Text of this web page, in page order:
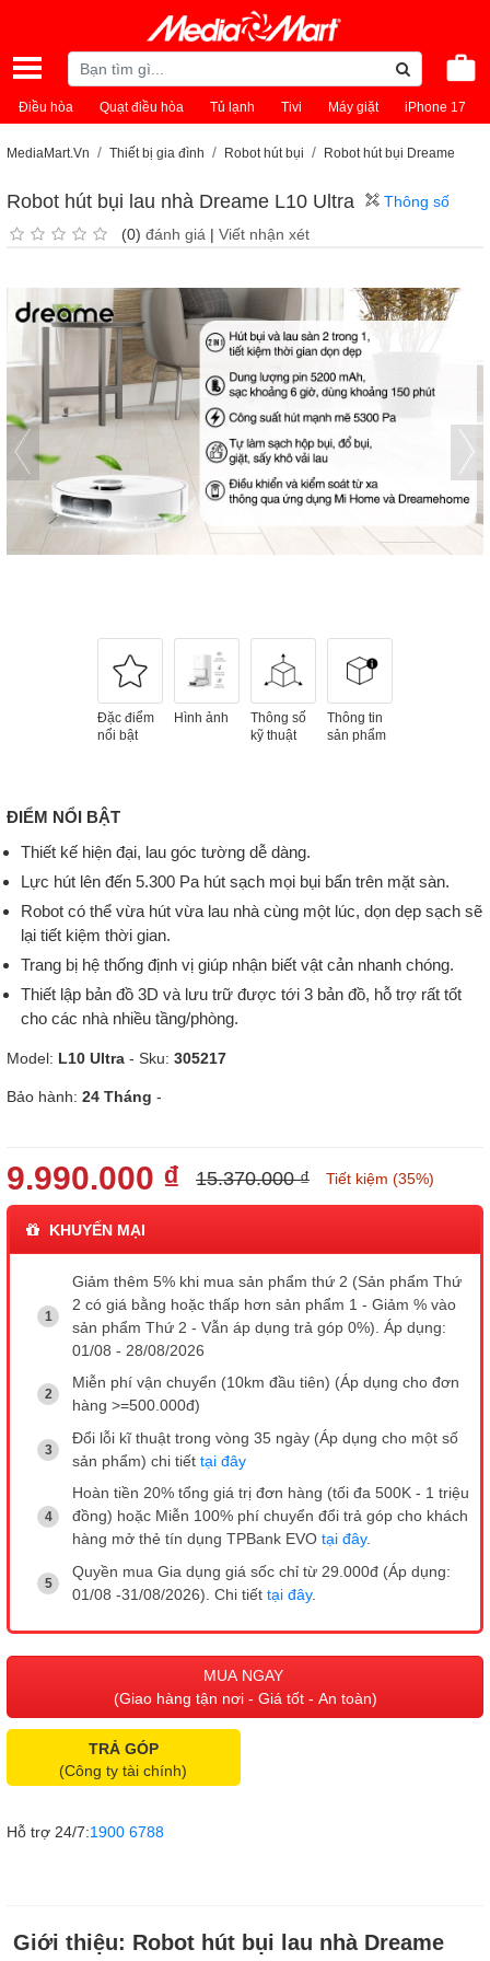
Điều hòa Quạt điều hòa Tủ lạnh Tivi Máy giặt iPhone 17
MediaMart.Vn Thiết bị gia đình Robot hút bụi Robot hút bụi Dreame
Robot hút bụi lau nhà Dreame L10 Ultra
(0) đánh giá | Viết nhận xét
Thông số
Đặc điểm
nổi bật
Hình ảnh
Thông số
kỹ thuật
Thông tin
sản phẩm
ĐIỂM NỔI BẬT
Thiết kế hiện đại, lau góc tường dễ dàng.
Lực hút lên đến 5.300 Pa hút sạch mọi bụi bẩn trên mặt sàn.
Robot có thể vừa hút vừa lau nhà cùng một lúc, dọn dẹp sạch sẽ
lại tiết kiệm thời gian.
Trang bị hệ thống định vị giúp nhận biết vật cản nhanh chóng.
Thiết lập bản đồ 3D và lưu trữ được tới 3 bản đồ, hỗ trợ rất tốt
cho các nhà nhiều tầng/phòng.
Model: L10 Ultra - Sku: 305217
Bảo hành: 24 Tháng -
9.990.000 ₫ 15.370.000 ₫ Tiết kiệm (35%)
KHUYẾN MẠI
Giảm thêm 5% khi mua sản phẩm thứ 2 (Sản phẩm Thứ
2 có giá bằng hoặc thấp hơn sản phẩm 1 - Giảm % vào
sản phẩm Thứ 2 - Vẫn áp dụng trả góp 0%). Áp dụng:
01/08 - 28/08/2026
Miễn phí vận chuyển (10km đầu tiên) (Áp dụng cho đơn
hàng >=500.000đ)
Đổi lỗi kĩ thuật trong vòng 35 ngày (Áp dụng cho một số
sản phẩm) chi tiết tại đây
Hoàn tiền 20% tổng giá trị đơn hàng (tối đa 500K - 1 triệu
đồng) hoặc Miễn 100% phí chuyển đổi trả góp cho khách
hàng mở thẻ tín dụng TPBank EVO tại đây.
Quyền mua Gia dụng giá sốc chỉ từ 29.000đ (Áp dụng:
01/08 -31/08/2026). Chi tiết tại đây.
MUA NGAY
(Giao hàng tận nơi - Giá tốt - An toàn)
TRẢ GÓP
(Công ty tài chính)
Hỗ trợ 24/7:1900 6788
Giới thiệu: Robot hút bụi lau nhà Dreame